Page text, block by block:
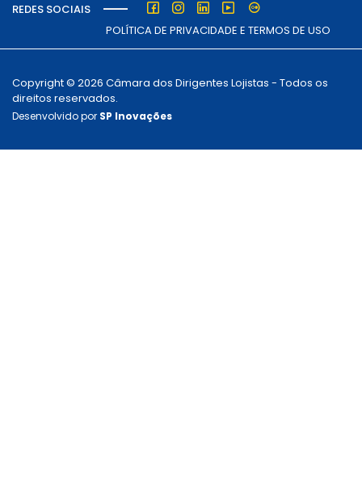
REDES SOCIAIS
POLÍTICA DE PRIVACIDADE E TERMOS DE USO
Copyright © 2026 Câmara dos Dirigentes Lojistas - Todos os
direitos reservados.
Desenvolvido por SP Inovações